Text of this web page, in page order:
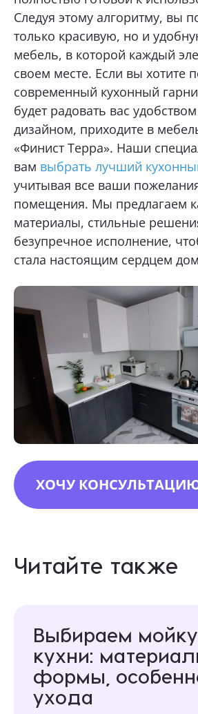
Следуя этому алгоритму, вы
только красивую, но и
мебель, в которой каждый
своем месте. Если вы хотите
современный кухонный
будет радовать вас
дизайном, приходите в
«Финист Терра». Наши
вам выбрать лучший
учитывая все ваши
помещения. Мы предлагаем
материалы, стильные
безупречное исполнение,
стала настоящим сердцем
ХОЧУ
Читайте также
Выбираем
кухни:
формы,
ухода